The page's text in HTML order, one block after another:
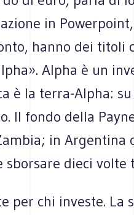
in
hanno dei titoli
Alpha è un
è la terra-Alpha:
Il fondo della
in Argentina
sborsare dieci volte
per chi investe. La